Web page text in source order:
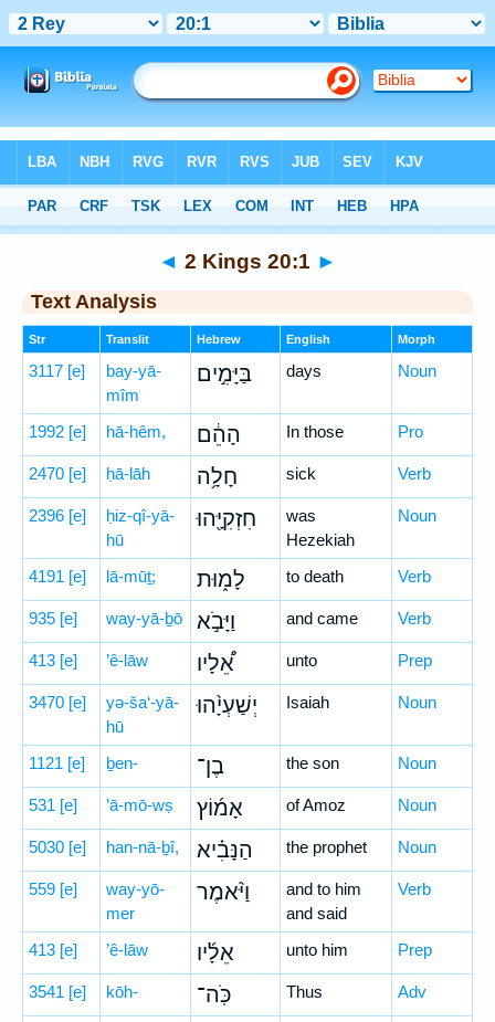
Hebrew> 2 Kings 20:1
◄ 2 Kings 20:1 ►
Text Analysis
Str Translit Hebrew English Morph
3117 [e]
bay-yā-
mîm
בַּיָּמִ֣ים days Noun
1992 [e] hā-hêm, הָהֵ֔ם In those Pro
2470 [e] ḥā-lāh חָלָ֥ה sick Verb
2396 [e]
ḥiz-qî-yā-
hū
חִזְקִיָּ֖הוּ
was
Hezekiah
Noun
4191 [e] lā-mūṯ; לָמ֑וּת to death Verb
935 [e] way-yā-ḇō וַיָּבֹ֣א and came Verb
413 [e] ’ê-lāw אֵ֠לָיו unto Prep
3470 [e]
yə-ša‘-yā-
hū
יְשַׁעְיָ֨הוּ Isaiah Noun
1121 [e] ḇen- בֶן־ the son Noun
531 [e] ’ā-mō-wṣ אָמ֜וֹץ of Amoz Noun
5030 [e] han-nā-ḇî, הַנָּבִ֗יא the prophet Noun
559 [e]
way-yō-
mer
וַיֹּ֨אמֶר
and to him
and said
Verb
413 [e] ’ê-lāw אֵלָ֜יו unto him Prep
3541 [e] kōh- כֹּֽה־ Thus Adv